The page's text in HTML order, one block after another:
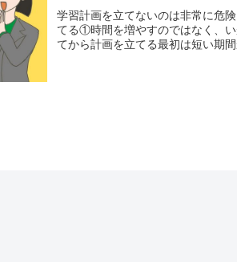
学習計画を立てないのは非常に危
てる①時間を増やすのではなく、
てから計画を立てる最初は短い期間